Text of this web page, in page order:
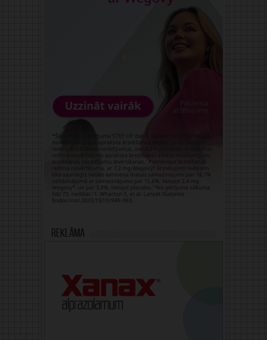
Reklāma